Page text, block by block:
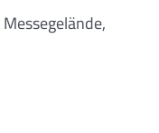
Messegelände,